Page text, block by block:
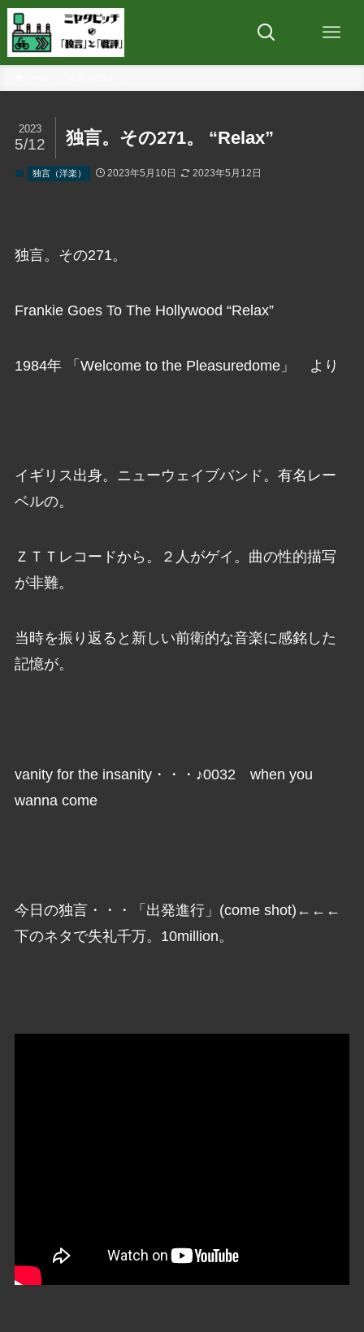
独言。その271。 “Relax”
2023
5/12
独言（洋楽） 2023年5月10日 2023年5月12日
独言。その271。
Frankie Goes To The Hollywood “Relax”
1984年 「Welcome to the Pleasuredome」 より
イギリス出身。ニューウェイブバンド。有名レー
ベルの。
ＺＴＴレコードから。２人がゲイ。曲の性的描写
が非難。
当時を振り返ると新しい前衛的な音楽に感銘した
記憶が。
vanity for the insanity・・・♪0032 when you
wanna come
今日の独言・・・「出発進行」(come shot)←←←
下のネタで失礼千万。10million。